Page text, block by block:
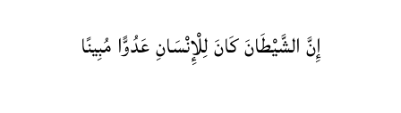
إِنَّ الشَّيْطَانَ كَانَ لِلْإِنْسَانِ عَدُوًّا مُبِينًا